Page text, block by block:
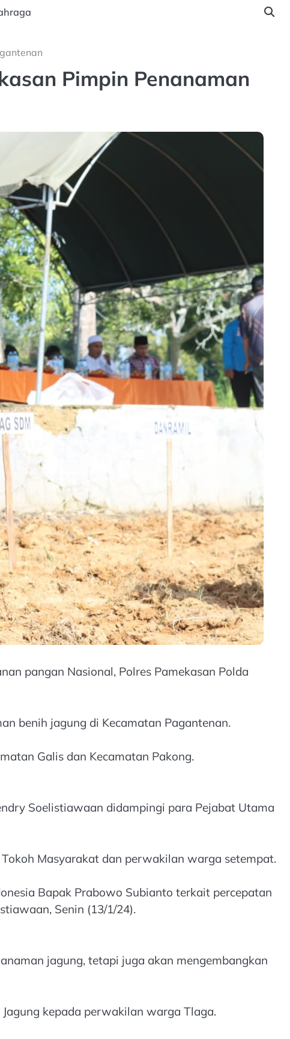
Pimpin Penanaman
pangan Nasional, Polres Pamekasan Polda
benih jagung di Kecamatan Pagantenan.
Galis dan Kecamatan Pakong.
Soelistiawaan didampingi para Pejabat Utama
Masyarakat dan perwakilan warga setempat.
Bapak Prabowo Subianto terkait percepatan
Senin (13/1/24).
jagung, tetapi juga akan mengembangkan
kepada perwakilan warga Tlaga.